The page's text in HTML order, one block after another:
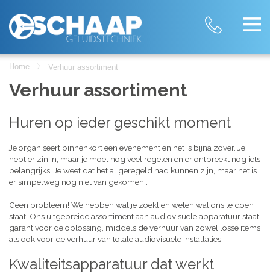
Home Verhuur assortiment
Verhuur assortiment
Huren op ieder geschikt moment
Je organiseert binnenkort een evenement en het is bijna zover. Je
hebt er zin in, maar je moet nog veel regelen en er ontbreekt nog iets
belangrijks. Je weet dat het al geregeld had kunnen zijn, maar het is
er simpelweg nog niet van gekomen..
Geen probleem! We hebben wat je zoekt en weten wat ons te doen
staat. Ons uitgebreide assortiment aan audiovisuele apparatuur staat
garant voor dé oplossing, middels de verhuur van zowel losse items
als ook voor de verhuur van totale audiovisuele installaties.
Kwaliteitsapparatuur dat werkt